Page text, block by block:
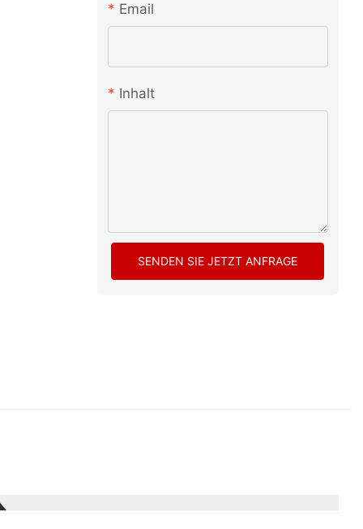
Email
Inhalt
SENDEN SIE JETZT ANFRAGE